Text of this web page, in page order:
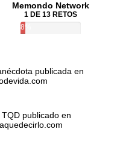
Memondo Network
1 DE 13 RETOS
8%
publicada en
publicado en